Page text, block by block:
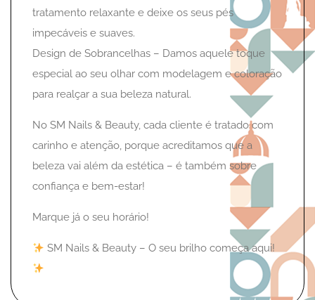
tratamento relaxante e deixe os seus pés
impecáveis e suaves.
Design de Sobrancelhas – Damos aquele toque
especial ao seu olhar com modelagem e coloração
para realçar a sua beleza natural.
No SM Nails & Beauty, cada cliente é tratado com
carinho e atenção, porque acreditamos que a
beleza vai além da estética – é também sobre
confiança e bem-estar!
Marque já o seu horário!
SM Nails & Beauty – O seu brilho começa aqui!